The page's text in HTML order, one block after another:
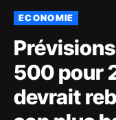
ECONOMIE
500 pour
devrait